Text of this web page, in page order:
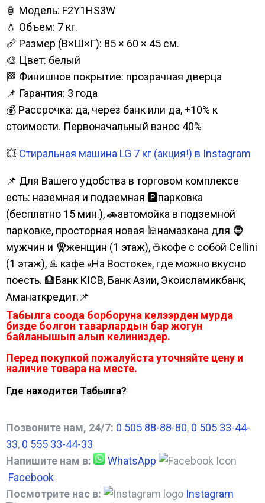
🏮 Модель: F2Y1HS3W
💧 Объем: 7 кг.
📏 Размер (В×Ш×Г): 85 × 60 × 45 см.
🎨 Цвет: белый
🏁 Финишное покрытие: прозрачная дверца
📌 Гарантия: 3 года
💰 Рассрочка: да, через банк или да, +10% к
стоимости. Первоначальный взнос 40%
💥 Стиральная машина LG 7 кг (акция!) в Instagram
📌 Для Вашего удобства в торговом комплексе
есть: наземная и подземная 🅿парковка
(бесплатно 15 мин.), 🚗автомойка в подземной
парковке, просторная новая 🕌намазкана для 🧔
мужчин и 🧕женщин (1 этаж), ☕кофе с собой Cellini
(1 этаж), ♨️ кафе «На Востоке», где можно вкусно
поесть. 🏦Банк KICB, Банк Азии, Экоисламикбанк,
Аманаткредит.📌
Табылга соода борборуна келээрден мурда
бизде болгон таварлардын бар жогун
байланышып алып келиниздер.
Перед покупкой пожалуйста уточняйте цену и
наличие товара на месте.
Где находится Табылга?
Позвоните нам, 24/7: 0 505 88-88-80, 0 505 33-44-
33, 0 555 33-44-33
Напишите нам в:
WhatsApp
Facebook
Посмотрите нас в:
Instagram